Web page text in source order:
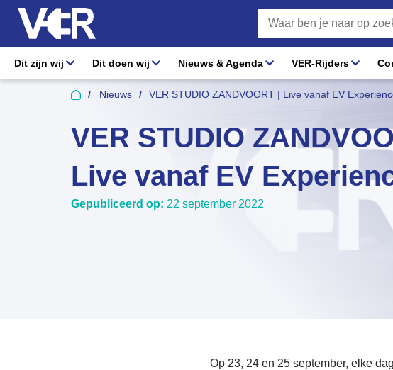
Dit zijn wij Dit doen wij Nieuws & Agenda VER-Rijders
Nieuws VER STUDIO ZANDVOORT | Live vanaf EV
VER STUDIO
Live vanaf EV
Gepubliceerd op: 22 september 2022
Op 23, 24 en 25 september, elke